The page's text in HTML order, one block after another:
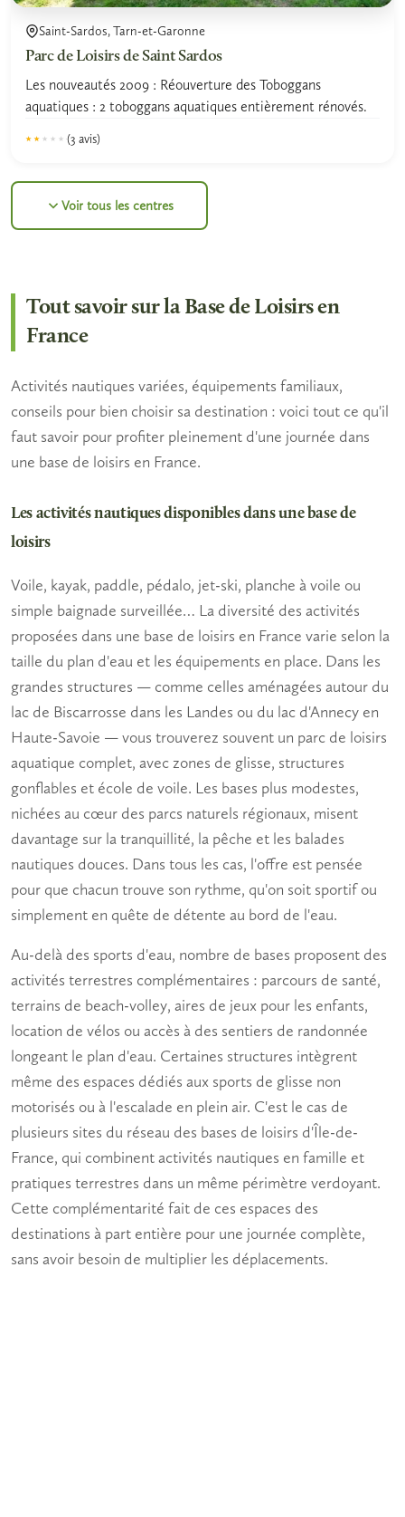
Saint-Sardos, Tarn-et-Garonne
Parc de Loisirs de Saint Sardos
Les nouveautés 2009 : Réouverture des Toboggans
aquatiques : 2 toboggans aquatiques entièrement rénovés.
★★★★★
★★★★★ (3 avis)
Voir tous les centres
Tout savoir sur la Base de Loisirs en
France
Activités nautiques variées, équipements familiaux,
conseils pour bien choisir sa destination : voici tout ce qu'il
faut savoir pour profiter pleinement d'une journée dans
une base de loisirs en France.
Les activités nautiques disponibles dans une base de
loisirs
Voile, kayak, paddle, pédalo, jet-ski, planche à voile ou
simple baignade surveillée… La diversité des activités
proposées dans une base de loisirs en France varie selon la
taille du plan d'eau et les équipements en place. Dans les
grandes structures — comme celles aménagées autour du
lac de Biscarrosse dans les Landes ou du lac d'Annecy en
Haute-Savoie — vous trouverez souvent un parc de loisirs
aquatique complet, avec zones de glisse, structures
gonflables et école de voile. Les bases plus modestes,
nichées au cœur des parcs naturels régionaux, misent
davantage sur la tranquillité, la pêche et les balades
nautiques douces. Dans tous les cas, l'offre est pensée
pour que chacun trouve son rythme, qu'on soit sportif ou
simplement en quête de détente au bord de l'eau.
Au-delà des sports d'eau, nombre de bases proposent des
activités terrestres complémentaires : parcours de santé,
terrains de beach-volley, aires de jeux pour les enfants,
location de vélos ou accès à des sentiers de randonnée
longeant le plan d'eau. Certaines structures intègrent
même des espaces dédiés aux sports de glisse non
motorisés ou à l'escalade en plein air. C'est le cas de
plusieurs sites du réseau des bases de loisirs d'Île-de-
France, qui combinentactivités nautiques en famille et
pratiques terrestres dans un même périmètre verdoyant.
Cette complémentarité fait de ces espaces des
destinations à part entière pour une journée complète,
sans avoir besoin de multiplier les déplacements.